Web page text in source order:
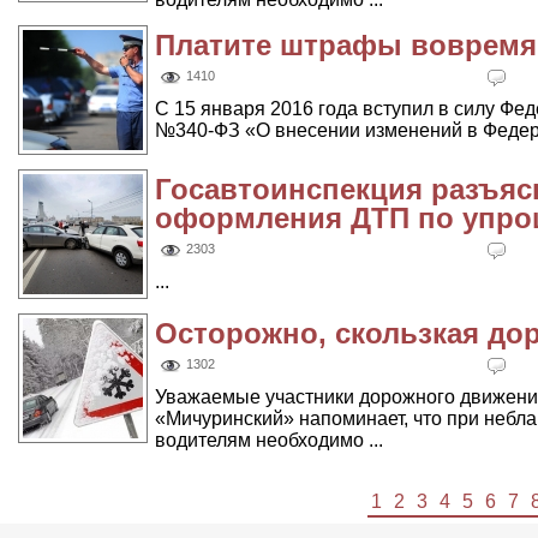
Платите штрафы
1410
С 15 января 2016 года вступил в силу
№340-ФЗ «О внесении изменений в
Госавтоинспекция
оформления ДТП по
2303
...
Осторожно, скользкая
1302
Уважаемые участники дорожного
«Мичуринский» напоминает, что при
водителям необходимо ...
1 2 3 4 5 6 7